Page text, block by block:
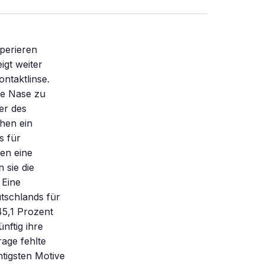
Korrektur dieser Fehler durch die LASIK, so die damalige Hoffnung der Experten, sollte zu einer 200-prozentigen Sehkraft führen. „Diese hohen Erwartungen an die Wellenfront-Technik haben sich nicht erfüllt – trotzdem wird sie inzwischen in den meisten Augenkliniken routinemäßig eingesetzt”, berichtet Omid Kermani. Denn sie hilft, früher häufig auftretende Beschwerden beim Nacht- und Dämmerungssehen zu vermeiden. Auch Hersteller von Kontaktlinsen arbeiten mit der Wellenfront-Technik und experimentieren mit individuellen Linsen, mit denen sich Fehler in den Randbereichen der Pupille besser ausgleichen lassen. Doch die Augenoperateure haben inzwischen einen neuen Hoffnungsträger: den Femtosekundenlaser. Der sendet Lichtpulse aus, die noch rund 100000-mal kürzer sind als die Pulse des Excimer-Lasers. Dadurch wird Gewebe, das neben dem abgetragenen liegt, noch weniger durch Hitze belastet. „Bis jetzt gibt es allerdings keine G